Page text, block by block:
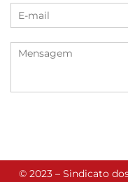
© 2023 – Sindicato